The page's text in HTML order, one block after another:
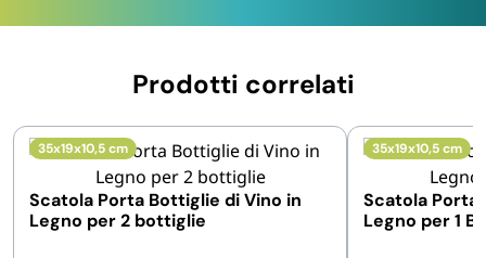
Prodotti correlati
35x19x10,5 cm
Scatola Porta Bottiglie di Vino in
Legno per 2 bottiglie
35x19x10,5 cm
Scatola Porta
Legno per 1